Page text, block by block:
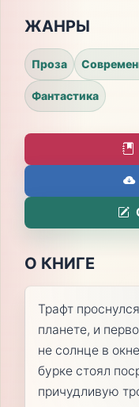
ЖАНРЫ
Проза
Фантастика
О КНИГЕ
Трафт
планете, и
не солнце в
бурке стоял
причудливую